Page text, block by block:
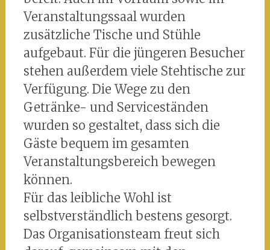
Veranstaltungssaal wurden
zusätzliche Tische und Stühle
aufgebaut. Für die jüngeren Besucher
stehen außerdem viele Stehtische zur
Verfügung. Die Wege zu den
Getränke- und Serviceständen
wurden so gestaltet, dass sich die
Gäste bequem im gesamten
Veranstaltungsbereich bewegen
können.
Für das leibliche Wohl ist
selbstverständlich bestens gesorgt.
Das Organisationsteam freut sich